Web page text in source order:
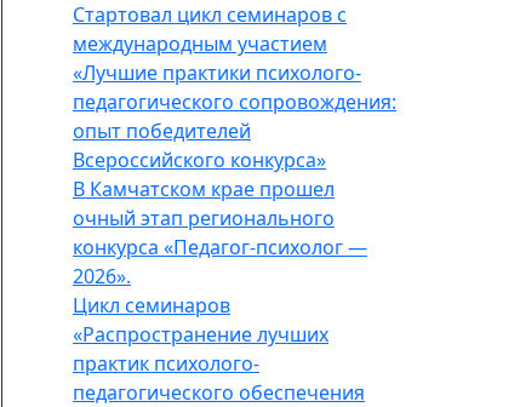
Стартовал цикл семинаров с
международным участием
«Лучшие практики психолого-
педагогического сопровождения:
опыт победителей
Всероссийского конкурса»
В Камчатском крае прошел
очный этап регионального
конкурса «Педагог-психолог —
2026».
Цикл семинаров
«Распространение лучших
практик психолого-
педагогического обеспечения